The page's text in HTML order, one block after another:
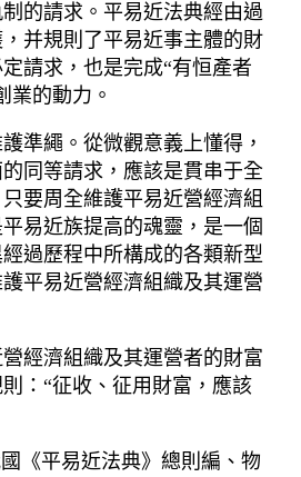
的請求。平易近法典經由過
并規則了平易近事主體的財
請求，也是完成“有恒產者
業的動力。
準繩。從微觀意義上懂得，
同等請求，應該是貫串于全
要周全維護平易近營經濟組
易近族提高的魂靈，是一個
過歷程中所構成的各類新型
平易近營經濟組織及其運營
經濟組織及其運營者的財富
：“征收、征用財富，應該
《平易近法典》總則編、物